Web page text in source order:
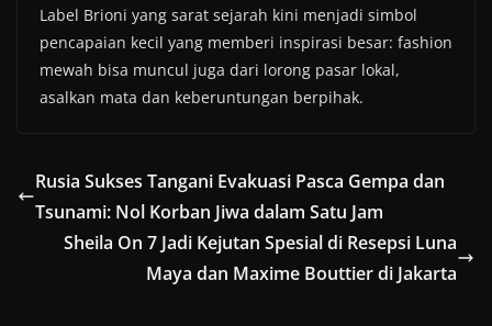
Label Brioni yang sarat sejarah kini menjadi simbol
pencapaian kecil yang memberi inspirasi besar: fashion
mewah bisa muncul juga dari lorong pasar lokal,
asalkan mata dan keberuntungan berpihak.
Rusia Sukses Tangani Evakuasi Pasca Gempa dan
Tsunami: Nol Korban Jiwa dalam Satu Jam
Sheila On 7 Jadi Kejutan Spesial di Resepsi Luna
Maya dan Maxime Bouttier di Jakarta